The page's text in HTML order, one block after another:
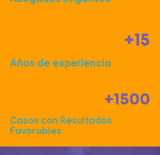
+15
Años de experiencia
+1500
Casos con Resultados
Favorables